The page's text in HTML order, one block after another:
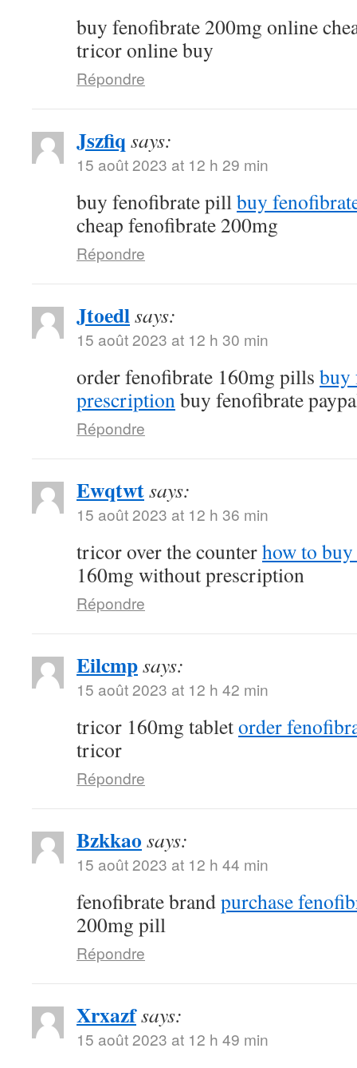
buy fenofibrate 200mg online
tricor online buy
Répondre
Jszfiq says:
15 août 2023 at 12 h 29 min
buy fenofibrate pillbuy
cheap fenofibrate 200mg
Répondre
Jtoedlsays:
15 août 2023 at 12 h 30 min
order fenofibrate 160mg pills buy
prescriptionbuy fenofibrate
Répondre
Ewqtwtsays:
15 août 2023 at 12 h 36 min
tricor over the counterhow to
160mg without prescription
Répondre
Eilcmpsays:
15 août 2023 at 12 h 42 min
tricor 160mg tabletorder
tricor
Répondre
Bzkkao says:
15 août 2023 at 12 h 44 min
fenofibrate brandpurchase
200mg pill
Répondre
Xrxazfsays:
15 août 2023 at 12 h 49 min